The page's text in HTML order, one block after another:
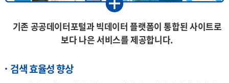
기존 공공데이터포털과 빅데이터 플랫폼이 통합된 사이트로
보다 나은 서비스를 제공합니다.
검색 효율성 향상